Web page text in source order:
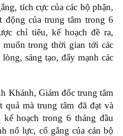
tích cực của các bộ phận,
động của trung tâm trong 6
chỉ tiêu, kế hoạch đề ra,
trong thời gian tới các
sáng tạo, đẩy mạnh các
Khánh, Giám đốc trung tâm
quả mà trung tâm đã đạt và
hoạch trong 6 tháng đầu
nổ lực, cố gắng của cán bộ